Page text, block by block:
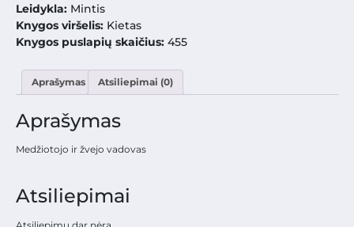
Leidykla: Mintis
Knygos viršelis: Kietas
Knygos puslapių skaičius: 455
Aprašymas Atsiliepimai (0)
Aprašymas
Medžiotojo ir žvejo vadovas
Atsiliepimai